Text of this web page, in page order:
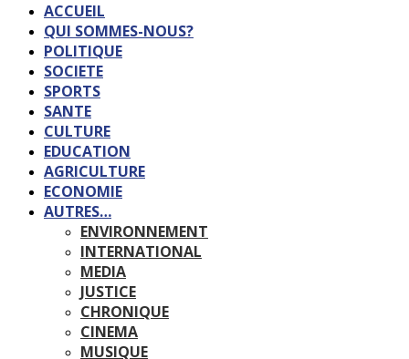
ACCUEIL
QUI SOMMES-NOUS?
POLITIQUE
SOCIETE
SPORTS
SANTE
CULTURE
EDUCATION
AGRICULTURE
ECONOMIE
AUTRES…
ENVIRONNEMENT
INTERNATIONAL
MEDIA
JUSTICE
CHRONIQUE
CINEMA
MUSIQUE